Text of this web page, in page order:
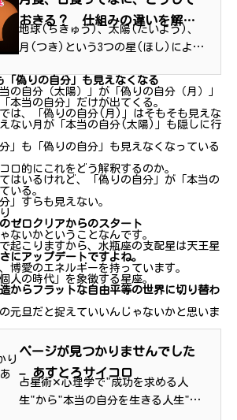
おきる？ 仕組みの違いを解説
| 宇宙 | 科学なぜなぜ110番 |
地球(ちきゅう)、太陽(たいよう)、
月(つき)という3つの星(ほし)によっ
ョー「月食(げっしょく)」「日食(に
っしょく)」。月食(げっしょく)では
満月(まんげつ)が、日食(にっしょ
偽りの自分」も見えなくなる
の自分（太陽）」が「偽りの自分（月）」
本当の自分」だけが出てくる。
は、「偽りの自分(月)」はそもそも見えな
ない月が「本当の自分(太陽)」も隠しに行
」も「偽りの自分」も見えなくなっている
ロ的にこれをどう解釈するのか。
はいるけれど、「偽りの自分」が「本当の
いる。
」すらも見えない。
ゼロクリアからのスタート
ないかということなんです。
起こりますから、水瓶座の支配星は天王星
にアップデートですよね。
博愛のエネルギーを持っています。
人の時代」を象徴する星座。
からフラットな自由平等の世界に切り替わ
旦だと捉えていいんじゃないかと思いま
ページが見つかりませんでした
– あすとろサイコロ
占星術✕心理学で"成功を求める人
生"から"本当の自分を生きる人生"へ